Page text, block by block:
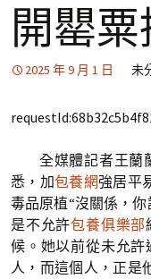
開罌
2025 年 9 月 1 日 未
全媒體記者王蘭
悉，加包養網強居平
毒品原植“沒關係，
是不允許包養俱樂部
候。她以前從未允
人，而這個人，正是